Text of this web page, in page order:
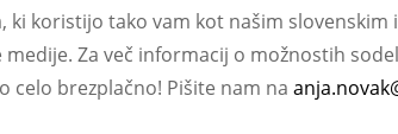
ki koristijo tako vam kot našim
medije. Za več informacij o možnostih
celo brezplačno! Pišite nam na